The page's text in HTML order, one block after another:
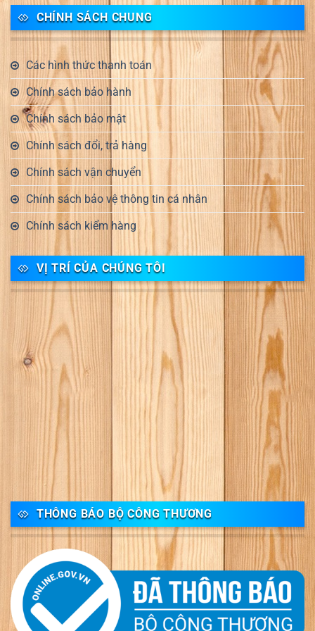
CHÍNH SÁCH CHUNG
Các hình thức thanh toán
Chính sách bảo hành
Chính sách bảo mật
Chính sách đổi, trả hàng
Chính sách vận chuyển
Chính sách bảo vệ thông tin cá nhân
Chính sách kiểm hàng
VỊ TRÍ CỦA CHÚNG TÔI
THÔNG BÁO BỘ CÔNG THƯƠNG